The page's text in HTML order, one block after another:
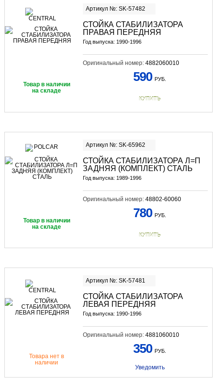
Артикул №: SK-57482
СТОЙКА СТАБИЛИЗАТОРА
ПРАВАЯ ПЕРЕДНЯЯ
Год выпуска: 1990-1996
Оригинальный номер: 4882060010
Товар в наличии
на складе
590 РУБ.
КУПИТЬ
Артикул №: SK-65962
СТОЙКА СТАБИЛИЗАТОРА Л=П
ЗАДНЯЯ (КОМПЛЕКТ) СТАЛЬ
Год выпуска: 1989-1996
Оригинальный номер: 48802-60060
Товар в наличии
на складе
780 РУБ.
КУПИТЬ
Артикул №: SK-57481
СТОЙКА СТАБИЛИЗАТОРА
ЛЕВАЯ ПЕРЕДНЯЯ
Год выпуска: 1990-1996
Оригинальный номер: 4881060010
Товара нет в
наличии
350 РУБ.
Уведомить